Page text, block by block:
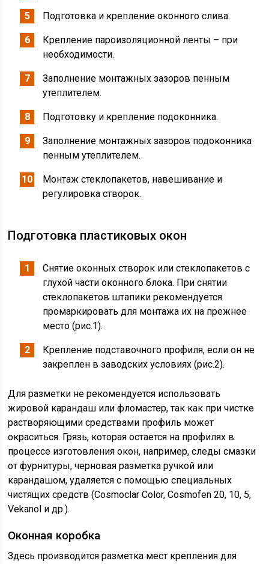
Подготовка и крепление оконного слива.
Крепление пароизоляционной ленты – при
необходимости.
Заполнение монтажных зазоров пенным
утеплителем.
Подготовку и крепление подоконника.
Заполнение монтажных зазоров подоконника
пенным утеплителем.
Монтаж стеклопакетов, навешивание и
регулировка створок.
Подготовка пластиковых окон
Снятие оконных створок или стеклопакетов с
глухой части оконного блока. При снятии
стеклопакетов штапики рекомендуется
промаркировать для монтажа их на прежнее
место (рис.1).
Крепление подставочного профиля, если он не
закреплен в заводских условиях (рис.2).
Для разметки не рекомендуется использовать
жировой карандаш или фломастер, так как при чистке
растворяющими средствами профиль может
окраситься. Грязь, которая остается на профилях в
процессе изготовления окон, например, следы смазки
от фурнитуры, черновая разметка ручкой или
карандашом, удаляется с помощью специальных
чистящих средств (Cosmoclar Color, Cosmofen 20, 10, 5,
Vekanol и др.).
Оконная коробка
Здесь производится разметка мест крепления для